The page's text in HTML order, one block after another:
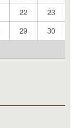
22
23
29
30